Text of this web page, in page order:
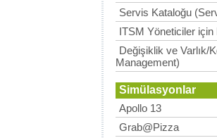
Servis Kataloğu
ITSM Yöneticiler için
Değişiklik ve Varlık/
Management)
Simülasyonlar
Apollo 13
Grab@Pizza